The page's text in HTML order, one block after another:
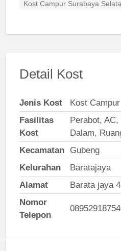
Kost Campur Surabaya
Detail Kost
Jenis Kost
Kost Campur
Fasilitas
Kost
Perabot,
Dalam,
Kecamatan
Gubeng
Kelurahan
Baratajaya
Alamat
Barata jaya
Nomor
Telepon